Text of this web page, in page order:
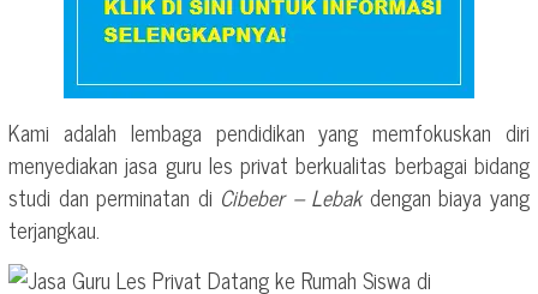
Kami adalah lembaga pendidikan yang memfokuskan diri
menyediakan jasa guru les privat berkualitas berbagai bidang
studi dan perminatan di Cibeber – Lebakdengan biaya yang
terjangkau.